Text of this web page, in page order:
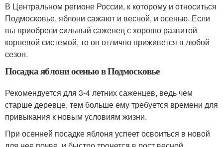
В Центральном регионе России, к которому и относиться
Подмосковье, яблони сажают и весной, и осенью. Если
вы приобрели сильный саженец с хорошо развитой
корневой системой, то он отлично приживется в любой
сезон.
Посадка яблони осенью в Подмосковье
Рекомендуется для 3-4 летних саженцев, ведь чем
старше деревце, тем больше ему требуется времени для
привыкания к новым условиям жизни.
При осенней посадке яблоня успеет освоиться в новой